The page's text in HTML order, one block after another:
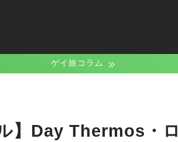
ゲイ旅コラム
】Day Thermos・ロ